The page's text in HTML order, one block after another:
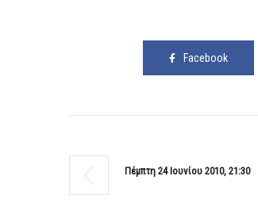
Facebook
Πέμπτη 24 Ιουνίου 2010, 21:30